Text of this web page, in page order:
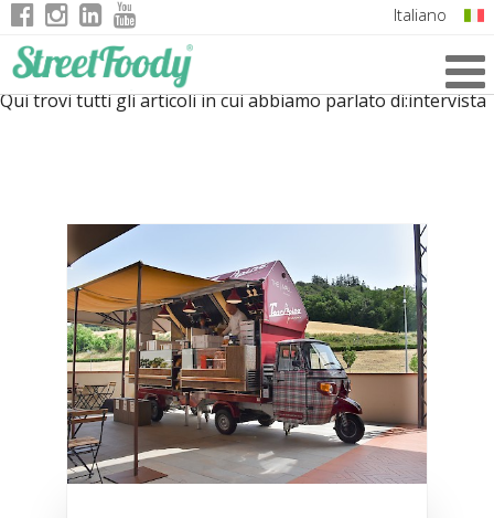
Italiano
German
Qui trovi tutti gli articoli in cui abbiamo parlato di:intervista